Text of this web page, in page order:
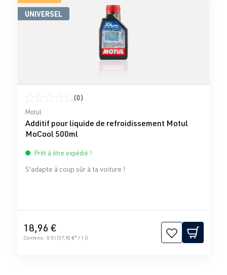
UNIVERSEL
Note moyenne de 0 sur 5 étoiles
(0)
Motul
Additif pour liquide de refroidissement Motul
MoCool 500ml
Prêt à être expédié !
S'adapte à coup sûr à ta voiture !
18,96 €
Contenu : 0.5 l (37,92 €* / 1 l)